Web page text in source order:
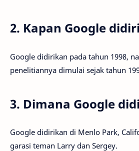
2. Kapan Google
Google didirikan pada tahun 1998,
penelitiannya dimulai sejak tahun
3. Dimana Google
Google didirikan di Menlo Park,
garasi teman Larry dan Sergey.